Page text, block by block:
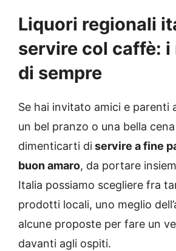
Liquori regionali
servire col caffè:
di sempre
Se hai invitato amici e parenti
un bel pranzo o una bella
dimenticarti diservire a fine
buon amaro, da portare
Italia possiamo scegliere fra
prodotti locali, uno meglio
alcune proposte per fare un
davanti agli ospiti.